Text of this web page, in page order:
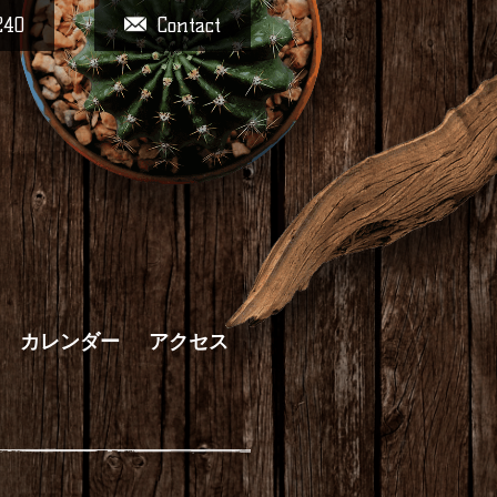
Contact
カレンダー アクセス